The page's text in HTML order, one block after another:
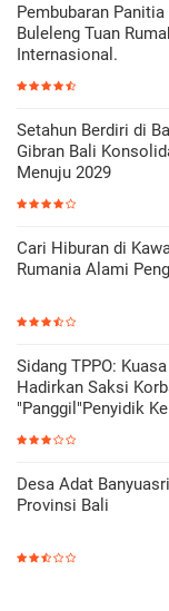
Pembubaran
Buleleng Tuan
Internasional.
Setahun Berdiri di
Gibran Bali
Menuju 2029
Cari Hiburan di
Rumania Alami
Sidang TPPO:
Hadirkan Saksi
"Panggil"Penyidik
Desa Adat
Provinsi Bali